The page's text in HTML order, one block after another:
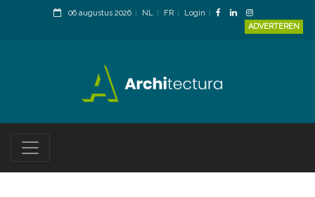
06 augustus 2026 NL FR
Login
ADVERTEREN